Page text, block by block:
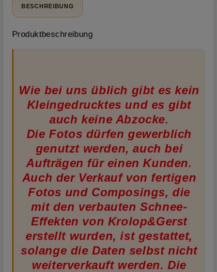
BESCHREIBUNG
Produktbeschreibung
Wie bei uns üblich gibt es kein
Kleingedrucktes und es gibt
auch keine Abzocke.
Die Fotos dürfen gewerblich
genutzt werden, auch bei
Aufträgen für einen Kunden.
Auch der Verkauf von fertigen
Fotos und Composings, die
mit den verbauten Schnee-
Effekten von Krolop&Gerst
erstellt wurden, ist gestattet,
solange die Daten selbst nicht
weiterverkauft werden. Die